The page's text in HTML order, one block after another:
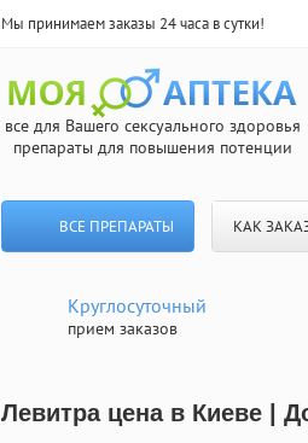
Мы принимаем заказы 24 часа в сутки!
все для Вашего сексуального здоровья
препараты для повышения потенции
ВСЕ ПРЕПАРАТЫ КАК
Круглосуточный
прием заказов
Левитра цена в Киеве |